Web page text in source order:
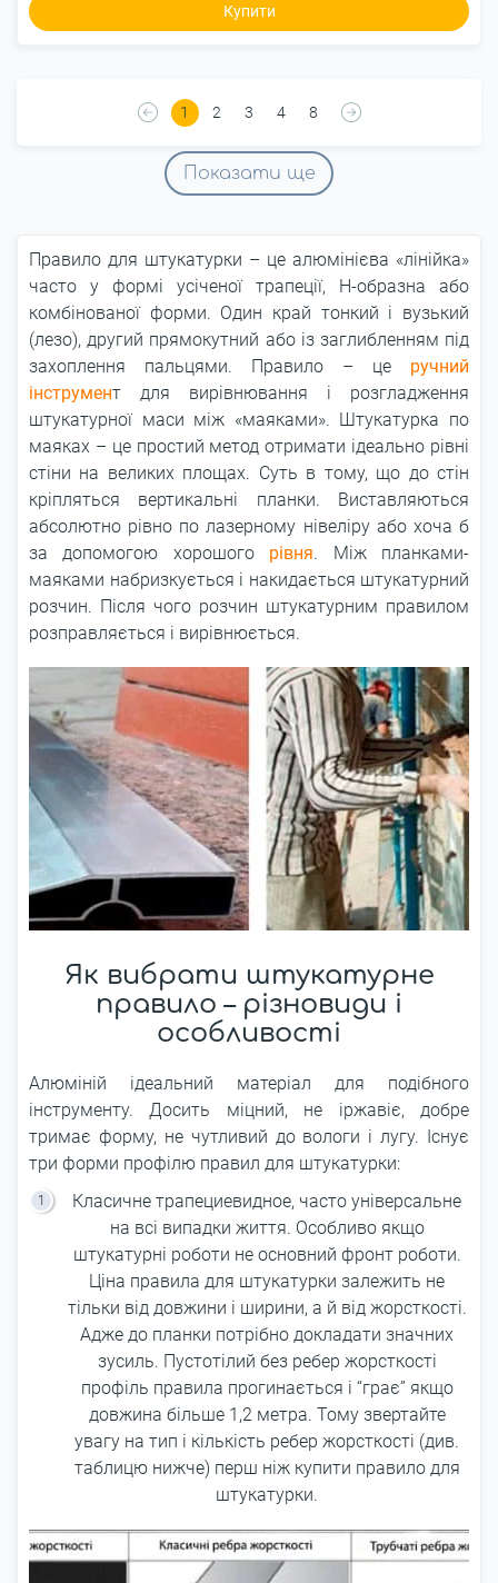
Купити
1 2 3 4 8
Показати ще
Правило для штукатурки – це алюмінієва «лінійка»
часто у формі усіченої трапеції, H-образна або
комбінованої форми. Один край тонкий і вузький
(лезо), другий прямокутний або із заглибленням під
захоплення пальцями. Правило – це ручний
інструмент для вирівнювання і розгладження
штукатурної маси між «маяками». Штукатурка по
маяках – це простий метод отримати ідеально рівні
стіни на великих площах. Суть в тому, що до стін
кріпляться вертикальні планки. Виставляються
абсолютно рівно по лазерному нівеліру або хоча б
за допомогою хорошого рівня. Між планками-
маяками набризкується і накидається штукатурний
розчин. Після чого розчин штукатурним правилом
розправляється і вирівнюється.
Як вибрати штукатурне
правило – різновиди і
особливості
Алюміній ідеальний матеріал для подібного
інструменту. Досить міцний, не іржавіє, добре
тримає форму, не чутливий до вологи і лугу. Існує
три форми профілю правил для штукатурки:
Класичне трапециевидное, часто універсальне
на всі випадки життя. Особливо якщо
штукатурні роботи не основний фронт роботи.
Ціна правила для штукатурки залежить не
тільки від довжини і ширини, а й від жорсткості.
Адже до планки потрібно докладати значних
зусиль. Пустотілий без ребер жорсткості
профіль правила прогинається і “грає” якщо
довжина більше 1,2 метра. Тому звертайте
увагу на тип і кількість ребер жорсткості (див.
таблицю нижче) перш ніж купити правило для
штукатурки.